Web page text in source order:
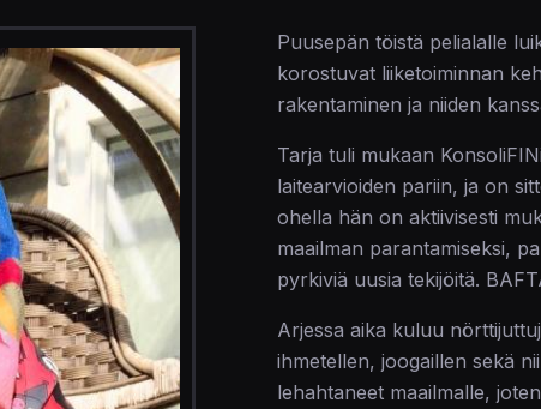
Puusepän töistä pelialalle
korostuvat liiketoiminnan
rakentaminen ja niiden
Tarja tuli mukaan
laitearvioiden pariin, ja on
ohella hän on aktiivisesti
maailman parantamiseksi,
pyrkiviä uusia tekijöitä.
Arjessa aika kuluu
ihmetellen, joogaillen sekä
lehahtaneet maailmalle,